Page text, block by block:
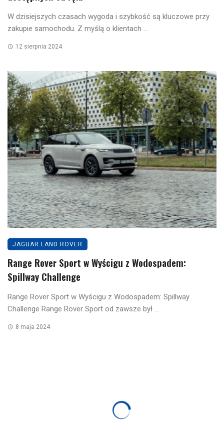
W dzisiejszych czasach wygoda i szybkość są kluczowe przy
zakupie samochodu. Z myślą o klientach ...
12 sierpnia 2024
JAGUAR LAND ROVER
Range Rover Sport w Wyścigu z Wodospadem:
Spillway Challenge
Range Rover Sport w Wyścigu z Wodospadem: Spillway
Challenge Range Rover Sport od zawsze był ...
8 maja 2024
CIEKAWOSTKI